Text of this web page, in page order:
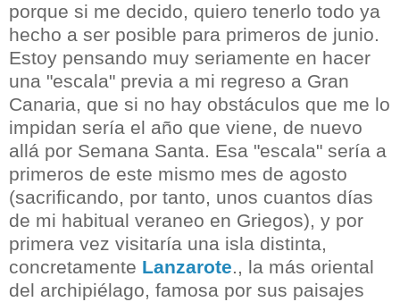
porque si me decido, quiero tenerlo todo ya
hecho a ser posible para primeros de junio.
Estoy pensando muy seriamente en hacer
una "escala" previa a mi regreso a Gran
Canaria, que si no hay obstáculos que me lo
impidan sería el año que viene, de nuevo
allá por Semana Santa. Esa "escala" sería a
primeros de este mismo mes de agosto
(sacrificando, por tanto, unos cuantos días
de mi habitual veraneo en Griegos), y por
primera vez visitaría una isla distinta,
concretamente Lanzarote., la más oriental
del archipiélago, famosa por sus paisajes